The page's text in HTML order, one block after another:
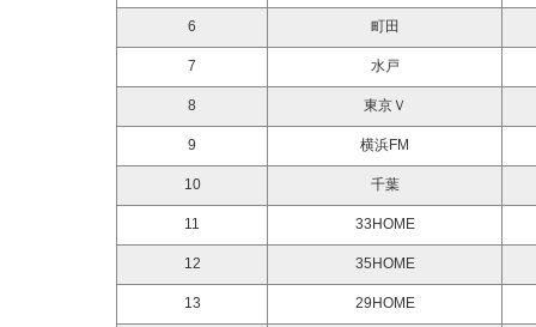
6 町田
7 水戸
8 東京Ｖ
9 横浜FM
10 千葉
11 33HOME
12 35HOME
13 29HOME